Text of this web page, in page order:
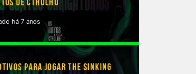
DE CTHULHU
há 7 anos
PARA JOGAR THE SINKING